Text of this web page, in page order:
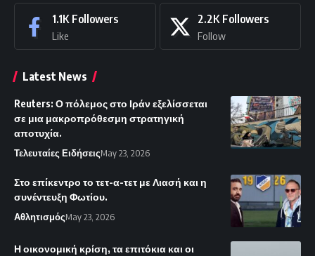
1.1K Followers
Like
2.2K Followers
Follow
Latest News
Reuters: Ο πόλεμος στο Ιράν εξελίσσεται
σε μια μακροπρόθεσμη στρατηγική
αποτυχία.
Τελευταίες ΕιδήσειςMay 23, 2026
Στο επίκεντρο το τετ-α-τετ με Λιασή και η
συνέντευξη Φωτίου.
ΑθλητισμόςMay 23, 2026
Η οικονομική κρίση, τα επιτόκια και οι